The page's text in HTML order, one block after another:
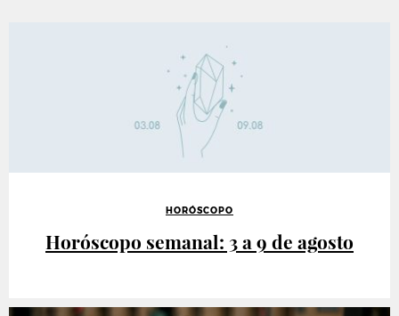
HORÓSCOPO
Horóscopo semanal: 3 a 9 de agosto